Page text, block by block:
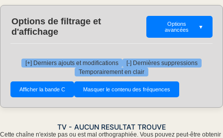
Options de filtrage et
d'affichage
Options
avancées
▼
[+] Derniers ajouts et modifications
[-] Dernières suppressions
Temporairement en clair
TV - AUCUN RESULTAT TROUVE
Cette chaîne n'existe pas ou est mal orthographiée. Vous pouvez peut-être obtenir